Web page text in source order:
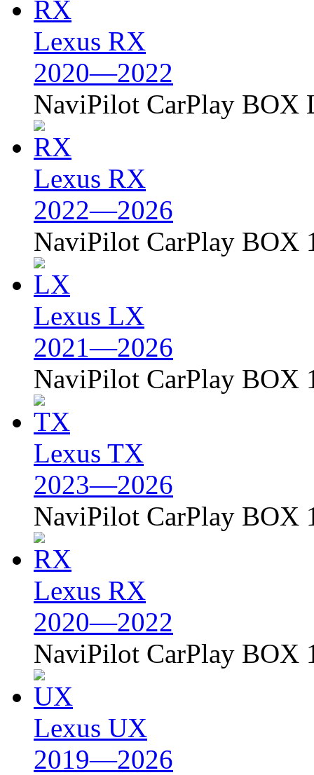
Lexus RX
2020—2022
NaviPilot CarPlay BOX
Lexus RX
2022—2026
NaviPilot CarPlay BOX
Lexus LX
2021—2026
NaviPilot CarPlay BOX
Lexus TX
2023—2026
NaviPilot CarPlay BOX
Lexus RX
2020—2022
NaviPilot CarPlay BOX
Lexus UX
2019—2026